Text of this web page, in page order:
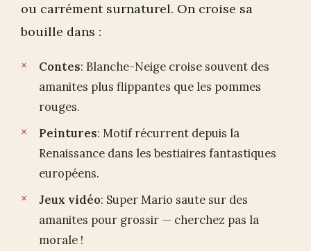
ou carrément surnaturel. On croise sa
bouille dans :
Contes: Blanche-Neige croise souvent des
amanites plus flippantes que les pommes
rouges.
Peintures: Motif récurrent depuis la
Renaissance dans les bestiaires fantastiques
européens.
Jeux vidéo: Super Mario saute sur des
amanites pour grossir — cherchez pas la
morale !